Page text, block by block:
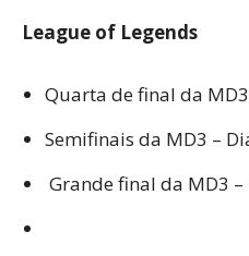
League of Legends
Quarta de final da
Semifinais da MD3 –
Grande final da MD3